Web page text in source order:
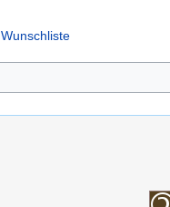
Wunschliste